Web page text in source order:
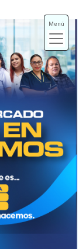
Menú